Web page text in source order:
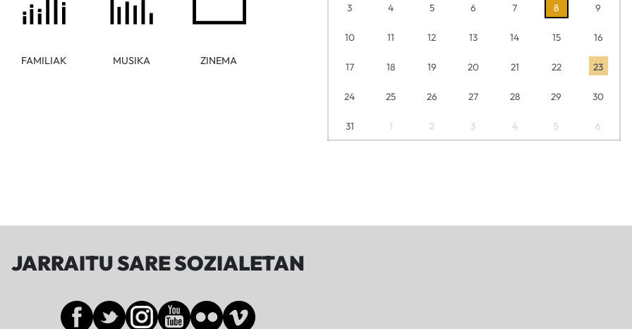
FAMILIAK MUSIKA ZINEMA
3 4 5 6 7 8 9
10 11 12 13 14 15 16
17 18 19 20 21 22 23
24 25 26 27 28 29 30
31 1 2 3 4 5 6
JARRAITU SARE SOZIALETAN